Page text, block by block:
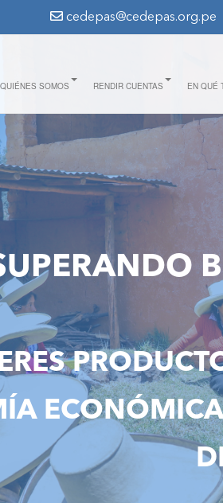
cedepas@cedepas.org.pe
QUIÉNES SOMOS RENDIR CUENTAS EN QUÉ
ECONÓMICA